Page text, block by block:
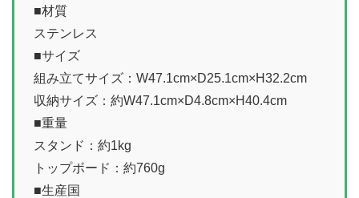
■材質
ステンレス
■サイズ
組み立てサイズ：W47.1cm×D25.1cm×H32.2cm
収納サイズ：約W47.1cm×D4.8cm×H40.4cm
■重量
スタンド：約1kg
トップボード：約760g
■生産国